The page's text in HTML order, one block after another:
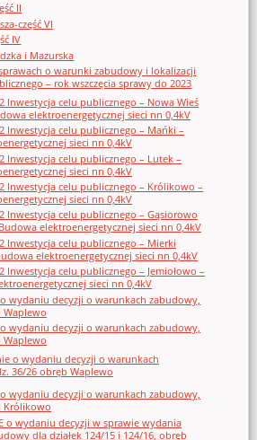
II
część VI
IV
i Mazurska
o warunki zabudowy i lokalizacji
– rok wszczęcia sprawy do 2023
Inwestycja celu publicznego – Nowa Wieś
elektroenergetycznej sieci nn 0,4kV
Inwestycja celu publicznego – Mańki –
sieci nn 0,4kV
Inwestycja celu publicznego – Lutek –
sieci nn 0,4kV
Inwestycja celu publicznego – Królikowo –
sieci nn 0,4kV
Inwestycja celu publicznego – Gąsiorowo
elektroenergetycznej sieci nn 0,4kV
Inwestycja celu publicznego – Mierki
elektroenergetycznej sieci nn 0,4kV
Inwestycja celu publicznego – Jemiołowo –
sieci nn 0,4kV
wydaniu decyzji o warunkach zabudowy,
Waplewo
wydaniu decyzji o warunkach zabudowy,
Waplewo
o wydaniu decyzji o warunkach
36/26 obręb Waplewo
wydaniu decyzji o warunkach zabudowy,
Królikowo
o wydaniu decyzji w sprawie wydania
dla działek 124/15 i 124/16, obręb